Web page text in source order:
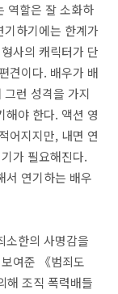
역할은 잘 소화하
하기에는 한계가
사의 캐릭터가 단
견이다. 배우가 배
런 성격을 가지
해야 한다. 액션 영
어지지만, 내면 연
가 필요해진다.
서 연기하는 배우
소한의 사명감을
여준 《범죄도
해 조직 폭력배들